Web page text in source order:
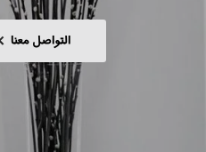
اطلب تقدير السعر
اشترك في نشرة الأخبار
ابق على تواصل معنا
التواصل معنا